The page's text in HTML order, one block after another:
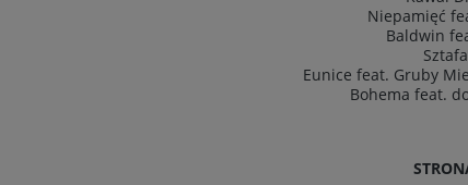
Niepamięć
Baldwin
Eunice feat. Gruby
Bohema feat.